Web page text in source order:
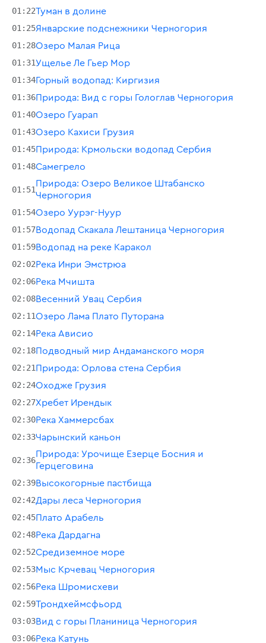
01:22Туман в долине
01:25Январские подснежники Черногория
01:28Озеро Малая Рица
01:31Ущелье Ле Гьер Мор
01:34Горный водопад: Киргизия
01:36Природа: Вид с горы Гологлав Черногория
01:40Озеро Гуарап
01:43Озеро Кахиси Грузия
01:45Природа: Крмольски водопад Сербия
01:48Самегрело
01:51
Природа: Озеро Великое Штабанско
Черногория
01:54Озеро Уурэг-Нуур
01:57Водопад Скакала Лештаница Черногория
01:59Водопад на реке Каракол
02:02Река Инри Эмстрюа
02:06Река Мчишта
02:08Весенний Увац Сербия
02:11Озеро Лама Плато Путорана
02:14Река Ависио
02:18Подводный мир Андаманского моря
02:21Природа: Орлова стена Сербия
02:24Оходже Грузия
02:27Хребет Ирендык
02:30Река Хаммерсбах
02:33Чарынский каньон
02:36
Природа: Урочище Езерце Босния и
Герцеговина
02:39Высокогорные пастбища
02:42Дары леса Черногория
02:45Плато Арабель
02:48Река Дардагна
02:52Средиземное море
02:53Мыс Крчевац Черногория
02:56Река Шромисхеви
02:59Трондхеймсфьорд
03:03Вид с горы Планиница Черногория
03:06Река Катунь